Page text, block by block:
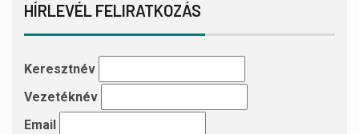
HÍRLEVÉL FELIRATKOZÁS
Keresztnév
Vezetéknév
Email